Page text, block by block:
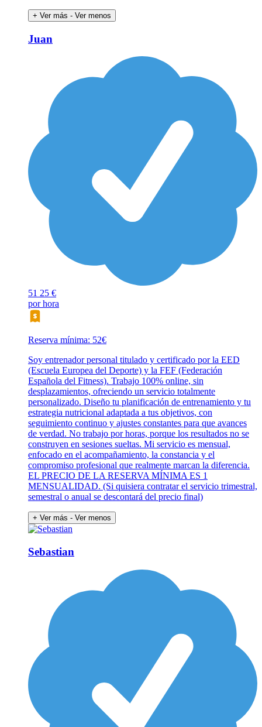
+ Ver más - Ver menos
Juan
51 25 €
por hora
Reserva mínima: 52€
Soy entrenador personal titulado y certificado por la EED
(Escuela Europea del Deporte) y la FEF (Federación
Española del Fitness). Trabajo 100% online, sin
desplazamientos, ofreciendo un servicio totalmente
personalizado. Diseño tu planificación de entrenamiento y tu
estrategia nutricional adaptada a tus objetivos, con
seguimiento continuo y ajustes constantes para que avances
de verdad. No trabajo por horas, porque los resultados no se
construyen en sesiones sueltas. Mi servicio es mensual,
enfocado en el acompañamiento, la constancia y el
compromiso profesional que realmente marcan la diferencia.
EL PRECIO DE LA RESERVA MÍNIMA ES 1
MENSUALIDAD. (Si quisiera contratar el servicio trimestral,
semestral o anual se descontará del precio final)
+ Ver más - Ver menos
Sebastian